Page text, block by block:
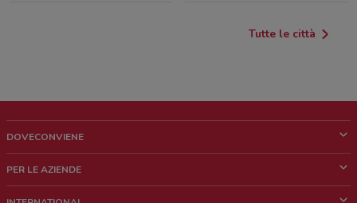
Tutte le città
DOVECONVIENE
Chi siamo
PER LE AZIENDE